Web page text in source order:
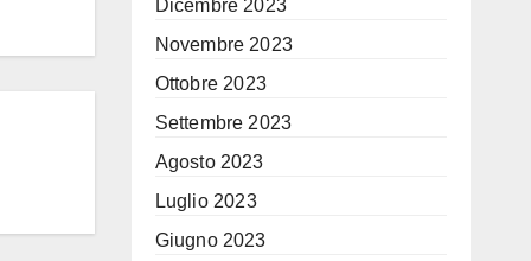
Dicembre 2023
Novembre 2023
Ottobre 2023
Settembre 2023
Agosto 2023
Luglio 2023
Giugno 2023